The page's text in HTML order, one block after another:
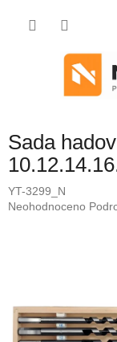
Sada
YT-3299_N
Průměrné
hvězdiček.
Neohodnoceno